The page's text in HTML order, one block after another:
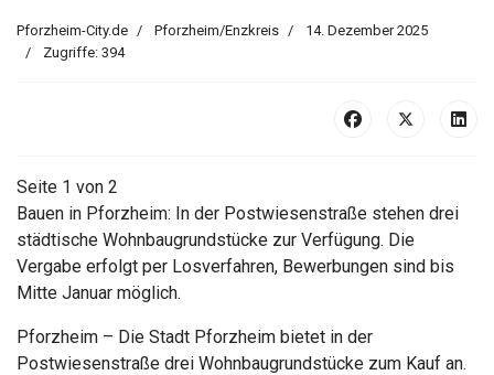
Pforzheim-City.de Pforzheim/Enzkreis
14. Dezember 2025
Zugriffe: 394
Seite 1 von 2
Bauen in Pforzheim: In der Postwiesenstraße stehen drei
städtische Wohnbaugrundstücke zur Verfügung. Die
Vergabe erfolgt per Losverfahren, Bewerbungen sind bis
Mitte Januar möglich.
Pforzheim – Die Stadt Pforzheim bietet in der
Postwiesenstraße drei Wohnbaugrundstücke zum Kauf an.